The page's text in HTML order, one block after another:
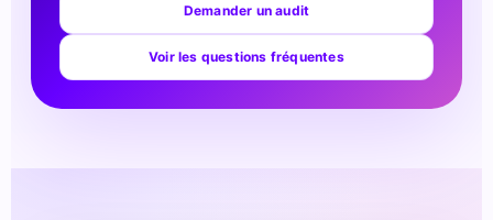
Demander un audit
Voir les questions fréquentes